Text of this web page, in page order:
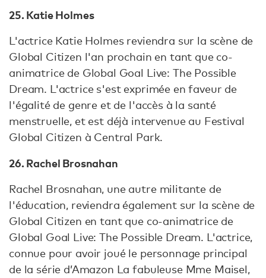
25. Katie Holmes
L'actrice Katie Holmes reviendra sur la scène de
Global Citizen l'an prochain en tant que co-
animatrice de Global Goal Live: The Possible
Dream. L'actrice s'est exprimée en faveur de
l'égalité de genre et de l'accès à la santé
menstruelle, et est déjà intervenue au Festival
Global Citizen à Central Park.
26. Rachel Brosnahan
Rachel Brosnahan, une autre militante de
l'éducation, reviendra également sur la scène de
Global Citizen en tant que co-animatrice de
Global Goal Live: The Possible Dream. L'actrice,
connue pour avoir joué le personnage principal
de la série d’Amazon La fabuleuse Mme Maisel,